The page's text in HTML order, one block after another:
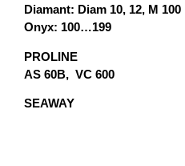
Diamant: Diam 10, 12, M
Onyx: 100…199
PROLINE
AS 60B, VC 600
SEAWAY